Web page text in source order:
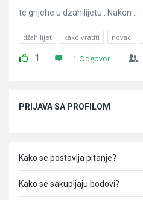
te grijehe u dzahilijetu.. Nakon ...
džahilijet kako vratiti novac
1 1 Odgovor
PRIJAVA SA PROFILOM
Kako se postavlja pitanje?
Kako se sakupljaju bodovi?